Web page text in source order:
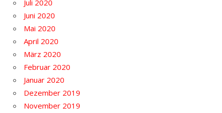
Juli 2020
Juni 2020
Mai 2020
April 2020
März 2020
Februar 2020
Januar 2020
Dezember 2019
November 2019